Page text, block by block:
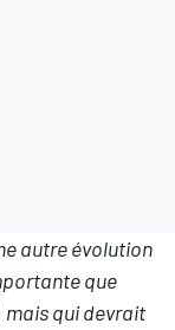
autre évolution
que
mais qui devrait